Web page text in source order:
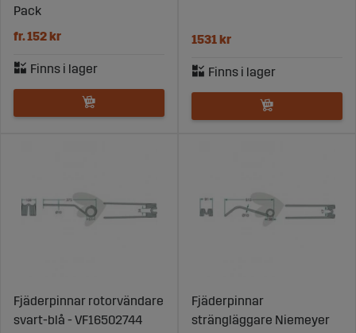
Pack
fr. 152 kr
1531 kr
Fjäderpinnar rotorvändare
svart-blå - VF16502744
Fjäderpinnar
strängläggare Niemeyer